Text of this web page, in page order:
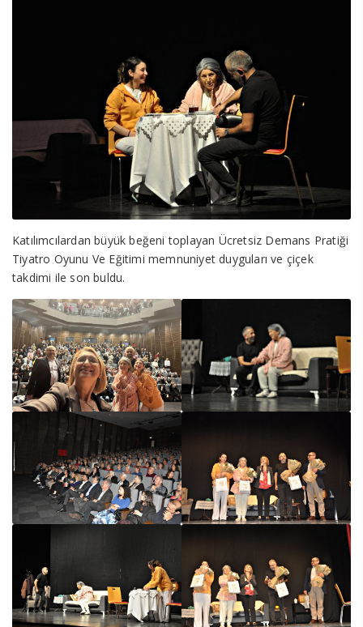
Katılımcılardan büyük beğeni toplayan Ücretsiz Demans Pratiği
Tiyatro Oyunu Ve Eğitimi memnuniyet duyguları ve çiçek
takdimi ile son buldu.